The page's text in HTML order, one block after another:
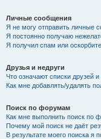
Личные сообщения
Я не могу отправить личные
Я постоянно получаю
Я получил спам или
Друзья и недруги
Что означают списки друзей и
Как мне добавлять/удалять
Поиск по форумам
Как мне выполнить поиск по
Почему мой поиск не даёт
В результате моего поиска я